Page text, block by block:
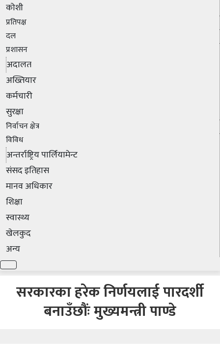
कोशी
प्रतिपक्ष
दल
प्रशासन
अदालत
अख्तियार
कर्मचारी
सुरक्षा
निर्वाचन क्षेत्र
विविध
अन्तर्राष्ट्रिय पार्लियामेन्ट
संसद इतिहास
मानव अधिकार
शिक्षा
स्वास्थ्य
खेलकुद
अन्य
सरकारका हरेक निर्णयलाई पारदर्शी
बनाउँछौंः मुख्यमन्त्री पाण्डे